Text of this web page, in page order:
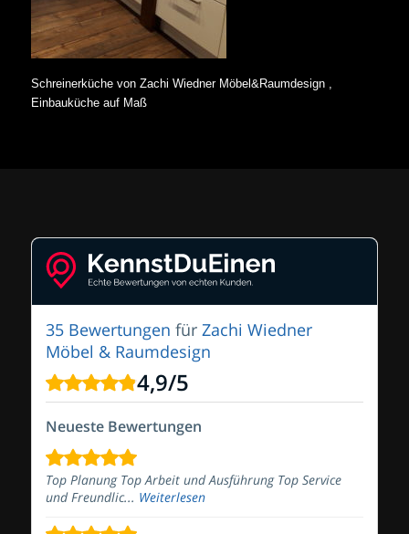
Schreinerküche von Zachi Wiedner Möbel&Raumdesign ,
Einbauküche auf Maß
35 Bewertungen für Zachi Wiedner
Möbel & Raumdesign
4,9/5
Neueste Bewertungen
Top Planung Top Arbeit und Ausführung Top Service
und Freundlic... Weiterlesen